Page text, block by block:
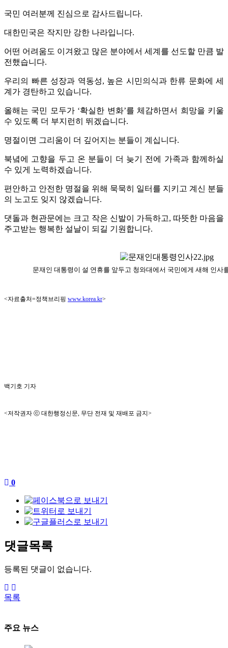
국민 여러분께 진심으로 감사드립니다.
대한민국은 작지만 강한 나라입니다.
어떤 어려움도 이겨왔고 많은 분야에서 세계를 선도할 만큼 발
전했습니다.
우리의 빠른 성장과 역동성, 높은 시민의식과 한류 문화에 세
계가 경탄하고 있습니다.
올해는 국민 모두가 ‘확실한 변화’를 체감하면서 희망을 키울
수 있도록 더 부지런히 뛰겠습니다.
명절이면 그리움이 더 깊어지는 분들이 계십니다.
북녘에 고향을 두고 온 분들이 더 늦기 전에 가족과 함께하실
수 있게 노력하겠습니다.
편안하고 안전한 명절을 위해 묵묵히 일터를 지키고 계신 분들
의 노고도 잊지 않겠습니다.
댓돌과 현관문에는 크고 작은 신발이 가득하고, 따뜻한 마음을
주고받는 행복한 설날이 되길 기원합니다.
문재인 대통령이 설 연휴를 앞두고 청와대에서 국민에게 새해 인사
<자료출처=정책브리핑 www.korea.kr>
백기호 기자
<저작권자 ⓒ 대한행정신문, 무단 전재 및 재배포 금지>
0
댓글목록
등록된 댓글이 없습니다.
목록
주요 뉴스